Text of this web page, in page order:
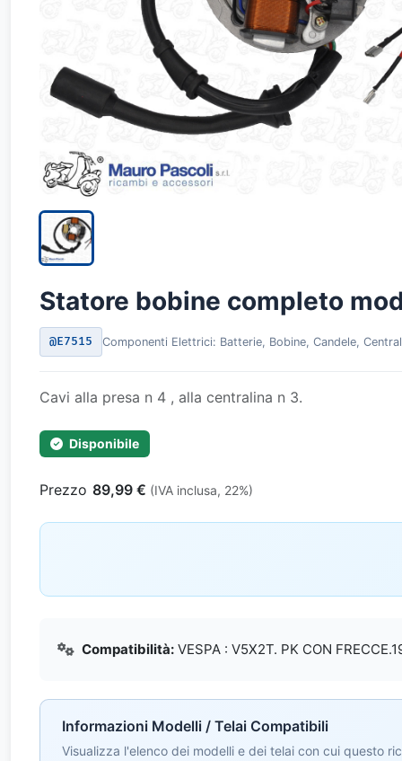
Statore bobine completo
@E7515 Componenti Elettrici: Batterie, Bobine, Candele,
Cavi alla presa n 4 , alla centralina n 3.
Disponibile
Prezzo 89,99 € (IVA inclusa, 22%)
Compatibilità: VESPA : V5X2T. PK CON
Informazioni Modelli / Telai Compatibili
Visualizza l'elenco dei modelli e dei telai con cui questo